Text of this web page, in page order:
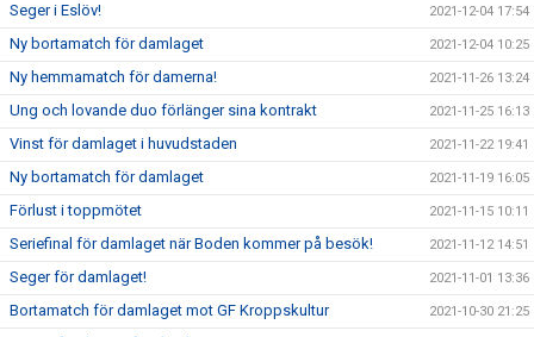
Seger i Eslöv! 2021-12-04 17:54
Ny bortamatch för damlaget 2021-12-04 10:25
Ny hemmamatch för damerna! 2021-11-26 13:24
Ung och lovande duo förlänger sina kontrakt 2021-11-25 16:13
Vinst för damlaget i huvudstaden 2021-11-22 19:41
Ny bortamatch för damlaget 2021-11-19 16:05
Förlust i toppmötet 2021-11-15 10:11
Seriefinal för damlaget när Boden kommer på besök! 2021-11-12 14:51
Seger för damlaget! 2021-11-01 13:36
Bortamatch för damlaget mot GF Kroppskultur 2021-10-30 21:25